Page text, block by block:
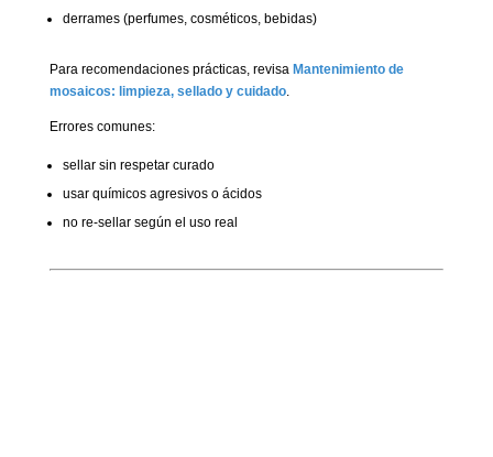
derrames (perfumes, cosméticos, bebidas)
Para recomendaciones prácticas, revisa Mantenimiento de
mosaicos: limpieza, sellado y cuidado.
Errores comunes:
sellar sin respetar curado
usar químicos agresivos o ácidos
no re-sellar según el uso real